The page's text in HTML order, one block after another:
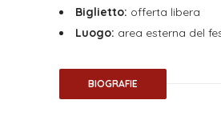
Biglietto: offerta libera
Luogo: area esterna del
BIOGRAFIE